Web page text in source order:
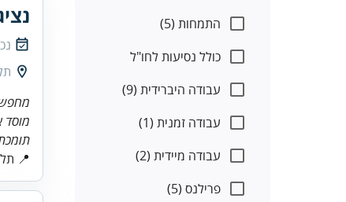
התמחות (5)
כולל נסיעות לחו"ל
עבודה היברידית (9)
עבודה זמנית (1)
עבודה מיידית (2)
פרילנס (5)
מוסד
📍